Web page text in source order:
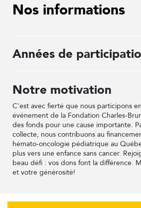
Nos informations
Années de
Notre motivation
C'est avec fierté que nous participons
événement de la Fondation Charles-
des fonds pour une cause importante.
collecte, nous contribuons au
hémato-oncologie pédiatrique au
plus vers une enfance sans cancer.
beau défi : vos dons font la différence.
et votre générosité!